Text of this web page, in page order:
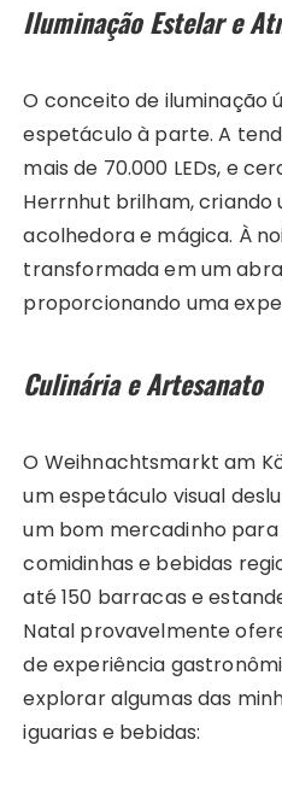
Iluminação Estelar e
O conceito de iluminação
espetáculo à parte. A
mais de 70.000 LEDs, e
Herrnhut brilham,
acolhedora e mágica. À
transformada em um
proporcionando uma
Culinária e Artesanato
O Weihnachtsmarkt am
um espetáculo visual
um bom mercadinho
comidinhas e bebidas
até 150 barracas e
Natal provavelmente
de experiência
explorar algumas das
iguarias e bebidas: